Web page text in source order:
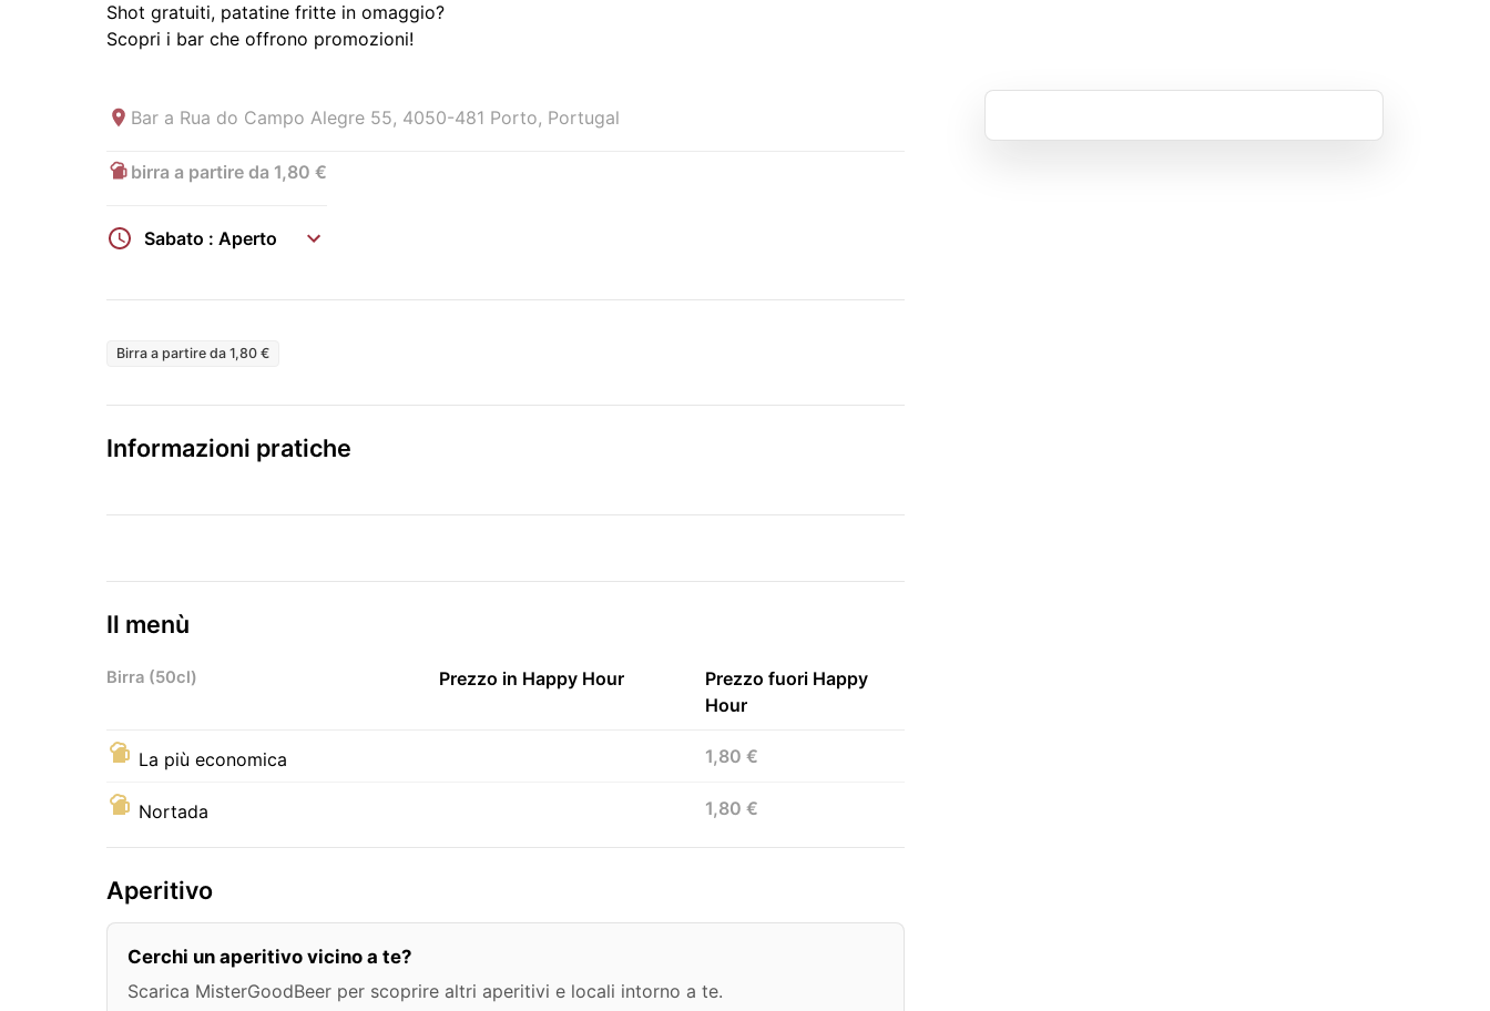
Shot gratuiti, patatine fritte in omaggio?
Scopri i bar che offrono promozioni!
Bar a Rua do Campo Alegre 55, 4050-481 Porto, Portugal
birra a partire da 1,80 €
Sabato : Aperto
Birra a partire da 1,80 €
Informazioni pratiche
Il menù
Birra (50cl) Prezzo in Happy Hour
Prezzo fuori Happy
Hour
La più economica 1,80 €
Nortada 1,80 €
Aperitivo
Cerchi un aperitivo vicino a te?
Scarica MisterGoodBeer per scoprire altri aperitivi e locali intorno a te.